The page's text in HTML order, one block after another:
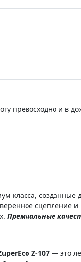
превосходно и в
да и за эти
класса, созданные
сцепление
Премиальные
Z-107 — это